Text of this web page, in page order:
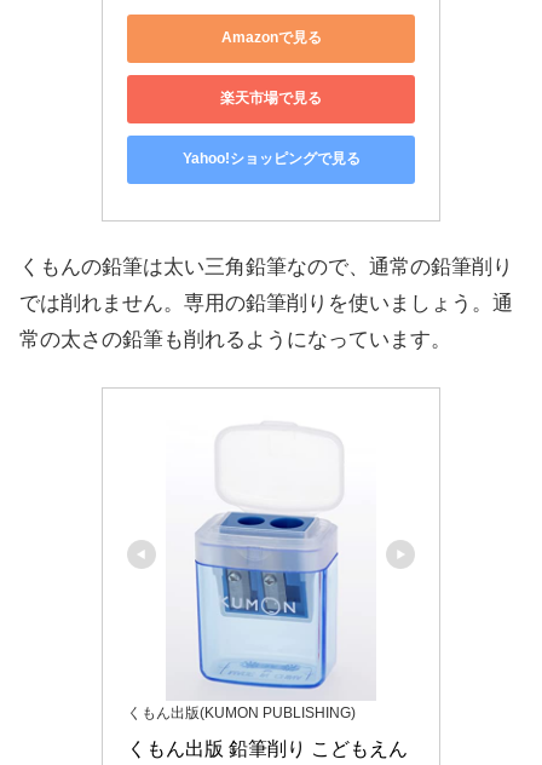
Amazonで見る
楽天市場で見る
Yahoo!ショッピングで見る
くもんの鉛筆は太い三角鉛筆なので、通常の鉛筆削り
では削れません。専用の鉛筆削りを使いましょう。通
常の太さの鉛筆も削れるようになっています。
くもん出版(KUMON PUBLISHING)
くもん出版 鉛筆削り こどもえん